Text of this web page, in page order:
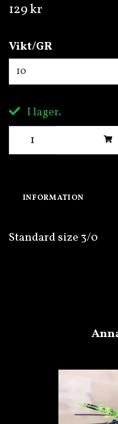
129 kr
Vikt/GR
10
I lager.
INFORMATION
Standard size 3/0